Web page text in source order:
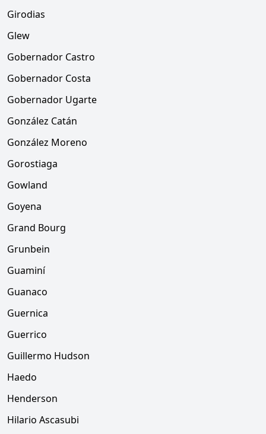
Girodias
Glew
Gobernador Castro
Gobernador Costa
Gobernador Ugarte
González Catán
González Moreno
Gorostiaga
Gowland
Goyena
Grand Bourg
Grunbein
Guaminí
Guanaco
Guernica
Guerrico
Guillermo Hudson
Haedo
Henderson
Hilario Ascasubi